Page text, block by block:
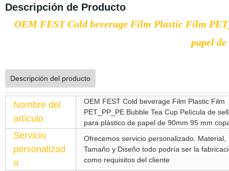
Descripción de Producto
OEM FEST Cold beverage Film Plastic Film
papel
Descripción del producto
Nombre del
artículo
OEM FEST Cold beverage Film Plastic Film
PET_PP_PE Bubble Tea Cup Película de
para plástico de papel de 90mm 95 mm
Servicio
personalizad
o
Ofrecemos servicio personalizado. Material,
Tamaño y Diseño todo podría ser la
como requisitos del cliente